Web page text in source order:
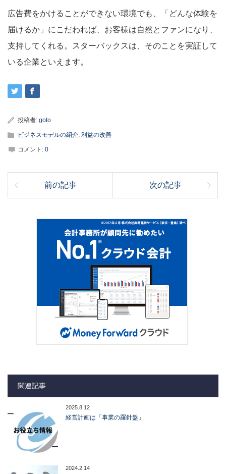
広告費をかけることができない環境でも、「どんな体験を
届けるか」にこだわれば、お客様は自然とファンになり、
支持してくれる。スターバックスは、そのことを実証して
いる企業といえます。
投稿者: goto
ビジネスモデルの紹介, 利益の改善
コメント: 0
前の記事 次の記事
関連記事
2025.8.12
経営計画は「事業の羅針盤」
2024.2.14